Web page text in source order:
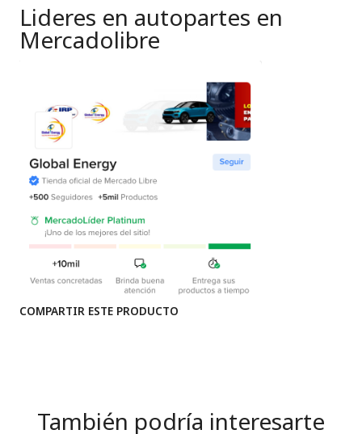
Lideres en autopartes en
Mercadolibre
COMPARTIR ESTE PRODUCTO
También podría interesarte